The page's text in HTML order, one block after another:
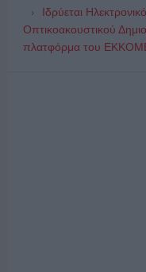
Ιδρύεται
Οπτικοακουστικού
πλατφόρμα του